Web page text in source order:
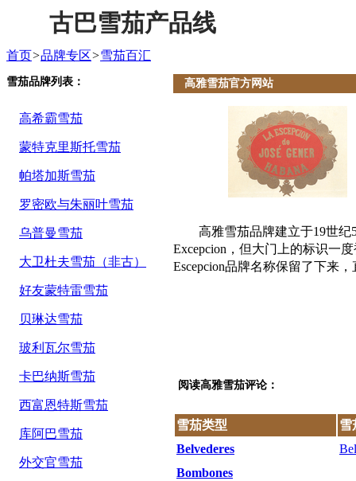
古巴雪茄产品线
首页>品牌专区>雪茄百汇
雪茄品牌列表：
高希霸雪茄
蒙特克里斯托雪茄
帕塔加斯雪茄
罗密欧与朱丽叶雪茄
乌普曼雪茄
大卫杜夫雪茄（非古）
好友蒙特雷雪茄
贝琳达雪茄
玻利瓦尔雪茄
卡巴纳斯雪茄
西富恩特斯雪茄
库阿巴雪茄
外交官雪茄
高雅雪茄官方网站
高雅雪茄品牌建立于19世
Excepcion，但大门上的标识一
Escepcion品牌名称保留了下来
阅读高雅雪茄评论：
雪茄类型
雪
Belvederes
Bombones